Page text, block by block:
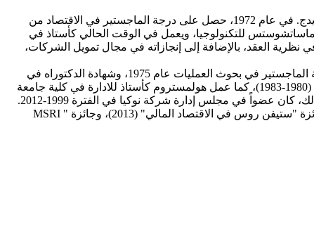
ولد أوليفر هارت سنة 1948 في بريطانيا. في عام 1969، حصل على درجة البكالوريوس في الرياضيات من كلية الملك (King’s College)، كامبريدج. في عام 1972، حصل على درجة الماجستير في الاقتصاد من
لندن للاقتصاد، معهد ماساتشوستس للتكنولوجيا، ويعمل في الوقت الحالي كأستاذ في
في الفترة 2000-2003. تتركز إنجازاته الأكاديمية الرئيسية في نظرية العقد، بالإضافة إلى إنجازاته في مجال تمويل الشركات،
ولد بنغنت هولمستروم عام 1949 في فنلندا. حصل درجة البكالوريوس في الرياضيات والعلوم من جامعة هلسنكي، هلسنكي عام 1972، ودرجة الماجستير في بحوث العمليات عام 1975، وشهادة الدكتوراه في
مجال الأعمال التجارية عام 1978 من جامعة ستانفورد، كاليفورنيا. شغل منصب أستاذ مساعد في كلية كيلوغ للإدارة في جامعة نورث وسترن (1980-1983)، كما عمل هولمستروم كأستاذ للادارة في كلية جامعة
منح هولمستروم العديد من الجوائز قبل حصوله على جائزة نوبل، من ضمنها جائزة "بنك دي فرانس في الاقتصاد النقدي والمالية" (2012)، وجائزة "ستيفن روس في الاقتصاد المالي" (2013)، وجائزة " MSRI